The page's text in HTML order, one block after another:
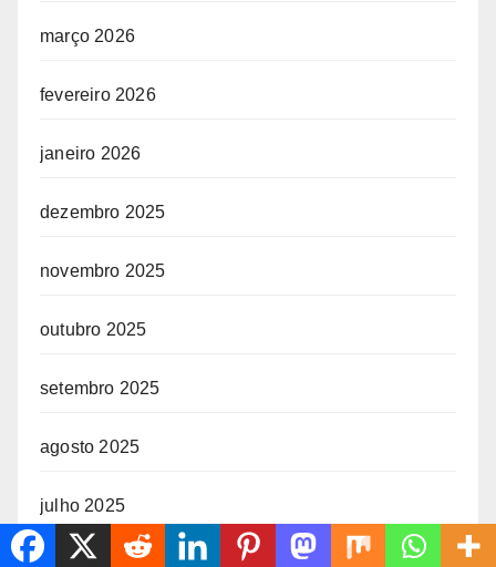
março 2026
fevereiro 2026
janeiro 2026
dezembro 2025
novembro 2025
outubro 2025
setembro 2025
agosto 2025
julho 2025